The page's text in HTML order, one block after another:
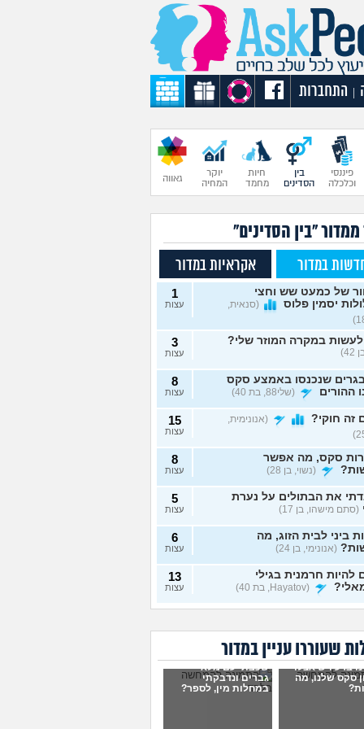
התחברות
פיננסי
וכלכלה
בין
הסדינים
חיות
מחמד
יוקר
המחיה
גאווה
ממדור "בין הסדינים"
במדור אקראיות במדור
של כמעט שש וחצי
יסמין פלוס
(סנאית,
1
עצות
במקרה המוזר שלי? 3
עצות
שנכנסו באמצע סקס
ההורים
(שלי88, בת 40)
8
עצות
זה חוקי?
(אנונימית,
15
עצות
סקס, מה אפשר
(נשוי, בן 28)
8
עצות
את הבתולים על נערת
(סתם מישהו, בן 17)
5
עצות
ביני לבית הזוג, מה
(אנונימי, בן 24)
6
עצות
להיות חרמנית בגילי
(Hayatov, בת 40)
13
עצות
18)
יחד עם הבן זוג, והוא
עליי ולא חושק בי,
(כינוי, בת 26)
9
עצות
שעוררו עניין במדור
ברע ויש אצלו
סקס שלנו, מה
שכבתי עם מלא
גברים ונדבקתי
במחלות מין, לספר?